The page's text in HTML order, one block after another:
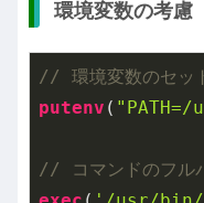
環境変数の考慮
// 環境変数のセッ
putenv (
// コマンドのフル